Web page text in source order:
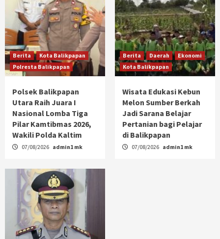
Berita
Kota Balikpapan
Polresta Balikpapan
Polsek Balikpapan
Utara Raih Juara I
Nasional Lomba Tiga
Pilar Kamtibmas 2026,
Wakili Polda Kaltim
07/08/2026 admin1 mk
Berita Daerah
Ekonomi
Kota Balikpapan
Wisata Edukasi Kebun
Melon Sumber Berkah
Jadi Sarana Belajar
Pertanian bagi Pelajar
di Balikpapan
07/08/2026 admin1 mk